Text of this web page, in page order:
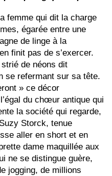
femme qui dit la charge
égarée entre une
de linge à la
finit pas de s’exercer.
de néons dit
se refermant sur sa tête.
» ce décor
du chœur antique qui
la société qui regarde,
Storck, tenue
aller en short et en
dame maquillée aux
ne se distingue guère,
jogging, de millions